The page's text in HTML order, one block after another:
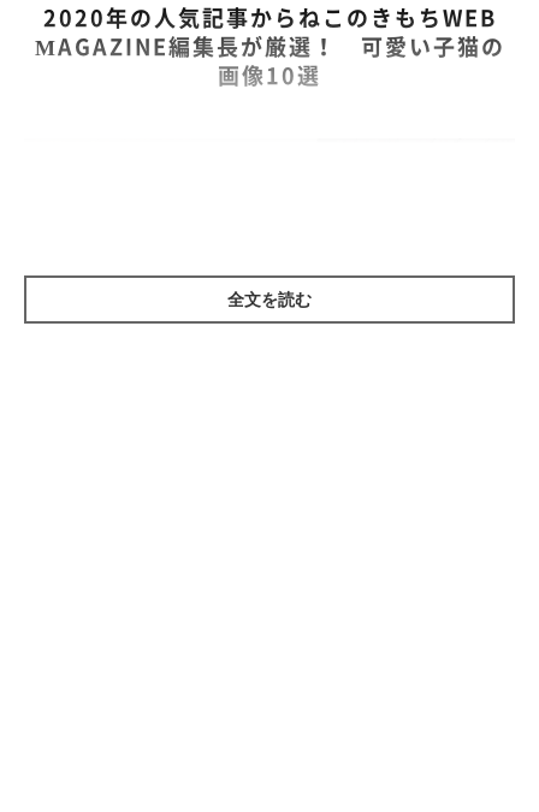
2020年の人気記事からねこのきもちWEB
MAGAZINE編集長が厳選！ 可愛い子猫の
画像10選
全文を読む